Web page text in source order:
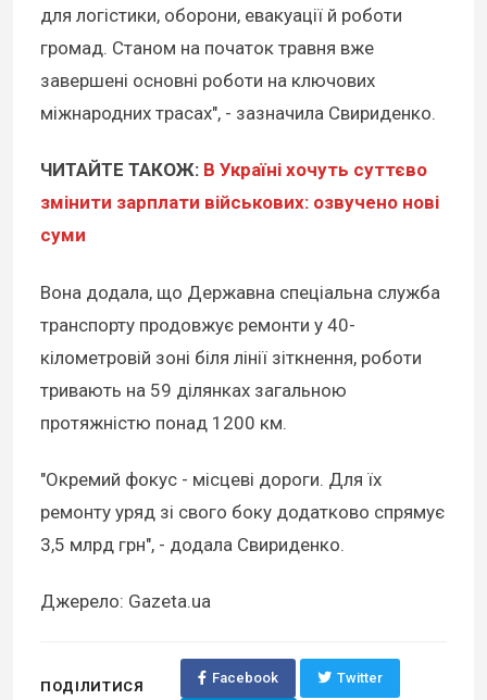
для логістики, оборони, евакуації й роботи
громад. Станом на початок травня вже
завершені основні роботи на ключових
міжнародних трасах", - зазначила Свириденко.
ЧИТАЙТЕ ТАКОЖ: В Україні хочуть суттєво
змінити зарплати військових: озвучено нові
суми
Вона додала, що Державна спеціальна служба
транспорту продовжує ремонти у 40-
кілометровій зоні біля лінії зіткнення, роботи
тривають на 59 ділянках загальною
протяжністю понад 1200 км.
"Окремий фокус - місцеві дороги. Для їх
ремонту уряд зі свого боку додатково спрямує
3,5 млрд грн", - додала Свириденко.
Джерело: Gazeta.ua
ПОДІЛИТИСЯ
Facebook Twitter